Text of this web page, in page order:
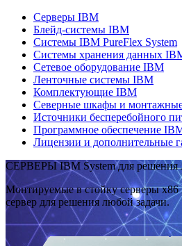
Серверы IBM
Блейд-системы IBM
Системы IBM PureFlex System
Системы хранения данных
Сетевое оборудование IBM
Ленточные системы IBM
Комплектующие IBM
Северные шкафы и
Источники бесперебойного
Программное обеспечение
Лицензии и дополнительные
СЕРВЕРЫ IBM System для решения
Монтируемые в стойку серверы x86
сервер для решения любой задачи.